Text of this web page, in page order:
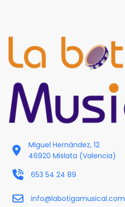
Miguel Hernández, 12
46920 Mislata (Valencia)
653 54 24 89
info@labotigamusical.com